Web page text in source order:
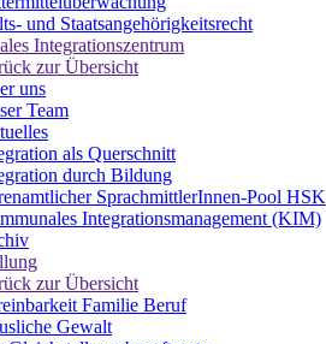
und Staatsangehörigkeitsrecht
Integrationszentrum
zur Übersicht
uns
Team
als Querschnitt
durch Bildung
SprachmittlerInnen-Pool HSK
Integrationsmanagement (KIM)
zur Übersicht
Familie Beruf
Gewalt